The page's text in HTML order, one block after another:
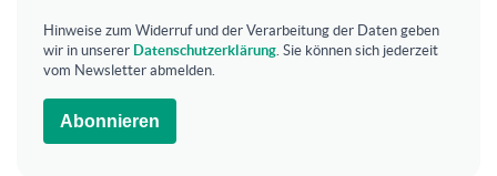
Hinweise zum Widerruf und der Verarbeitung der Daten geben
wir in unserer Datenschutzerklärung . Sie können sich jederzeit
vom Newsletter abmelden.
Abonnieren